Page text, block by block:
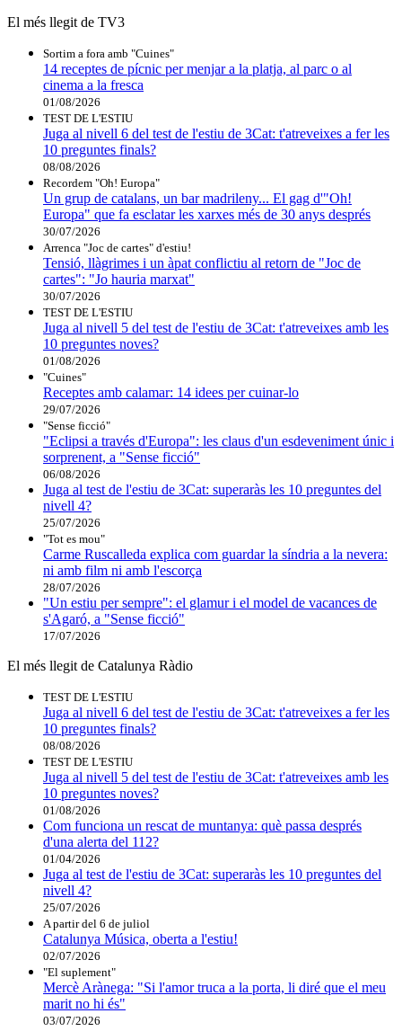
El més llegit de TV3
Sortim a fora amb "Cuines"
14 receptes de pícnic per menjar a la platja, al parc o al
cinema a la fresca
01/08/2026
TEST DE L'ESTIU
Juga al nivell 6 del test de l'estiu de 3Cat: t'atreveixes a fer les
10 preguntes finals?
08/08/2026
Recordem "Oh! Europa"
Un grup de catalans, un bar madrileny... El gag d'"Oh!
Europa" que fa esclatar les xarxes més de 30 anys després
30/07/2026
Arrenca "Joc de cartes" d'estiu!
Tensió, llàgrimes i un àpat conflictiu al retorn de "Joc de
cartes": "Jo hauria marxat"
30/07/2026
TEST DE L'ESTIU
Juga al nivell 5 del test de l'estiu de 3Cat: t'atreveixes amb les
10 preguntes noves?
01/08/2026
"Cuines"
Receptes amb calamar: 14 idees per cuinar-lo
29/07/2026
"Sense ficció"
"Eclipsi a través d'Europa": les claus d'un esdeveniment únic i
sorprenent, a "Sense ficció"
06/08/2026
Juga al test de l'estiu de 3Cat: superaràs les 10 preguntes del
nivell 4?
25/07/2026
"Tot es mou"
Carme Ruscalleda explica com guardar la síndria a la nevera:
ni amb film ni amb l'escorça
28/07/2026
"Un estiu per sempre": el glamur i el model de vacances de
s'Agaró, a "Sense ficció"
17/07/2026
El més llegit de Catalunya Ràdio
TEST DE L'ESTIU
Juga al nivell 6 del test de l'estiu de 3Cat: t'atreveixes a fer les
10 preguntes finals?
08/08/2026
TEST DE L'ESTIU
Juga al nivell 5 del test de l'estiu de 3Cat: t'atreveixes amb les
10 preguntes noves?
01/08/2026
Com funciona un rescat de muntanya: què passa després
d'una alerta del 112?
01/04/2026
Juga al test de l'estiu de 3Cat: superaràs les 10 preguntes del
nivell 4?
25/07/2026
A partir del 6 de juliol
Catalunya Música, oberta a l'estiu!
02/07/2026
"El suplement"
Mercè Arànega: "Si l'amor truca a la porta, li diré que el meu
marit no hi és"
03/07/2026